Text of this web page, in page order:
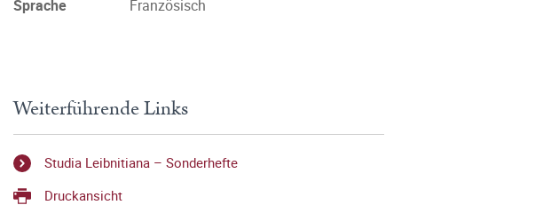
Sprache
Französisch
Weiterführende Links
Studia Leibnitiana – Sonderhefte
Druckansicht